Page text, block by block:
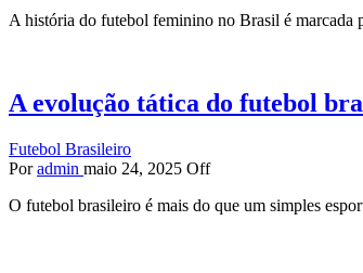
A história do futebol feminino no Brasil é marcada
A evolução tática do futebol
Futebol Brasileiro
Por admin maio 24, 2025 Off
O futebol brasileiro é mais do que um simples